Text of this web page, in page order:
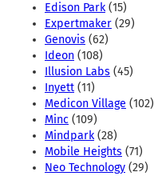
Edison Park(15)
Expertmaker (29)
Genovis (62)
Ideon (108)
Illusion Labs (45)
Inyett (11)
Medicon Village (102)
Minc (109)
Mindpark(28)
Mobile Heights (71)
Neo Technology (29)